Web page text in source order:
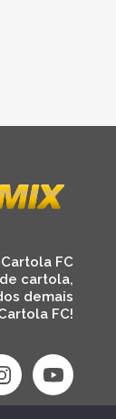
FC
cartola,
demais
FC!